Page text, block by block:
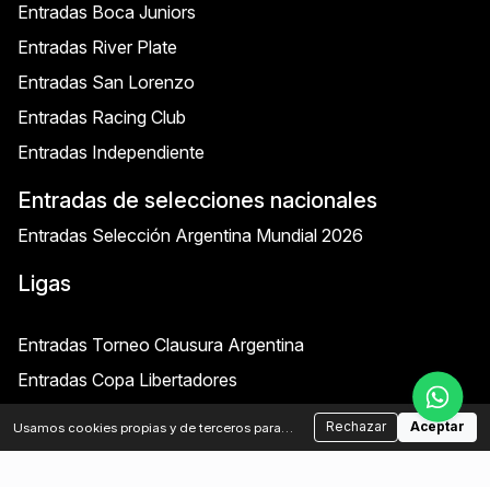
Entradas Boca Juniors
Entradas River Plate
Entradas San Lorenzo
Entradas Racing Club
Entradas Independiente
Entradas de selecciones nacionales
Entradas Selección Argentina Mundial 2026
Ligas
Entradas Torneo Clausura Argentina
Entradas Copa Libertadores
Usamos cookies propias y de terceros para
Rechazar Aceptar